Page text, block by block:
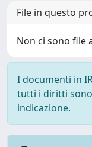
File in questo
Non ci sono file
I documenti in
tutti i diritti
indicazione.